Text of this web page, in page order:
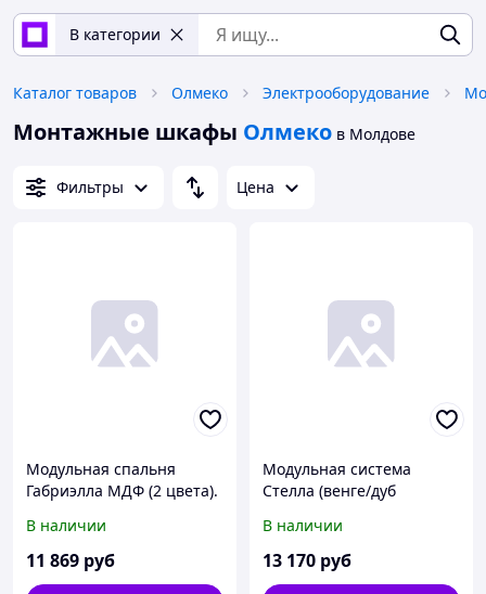
В категории
Каталог товаров Олмеко Электрооборудование
Монтажные шкафы Олмеко в Молдове
Фильтры Цена
Модульная спальня
Габриэлла МДФ (2 цвета).
м
В наличии
11 869 руб
Модульная система
Стелла (венге/дуб
1,35 м
В наличии
13 170 руб